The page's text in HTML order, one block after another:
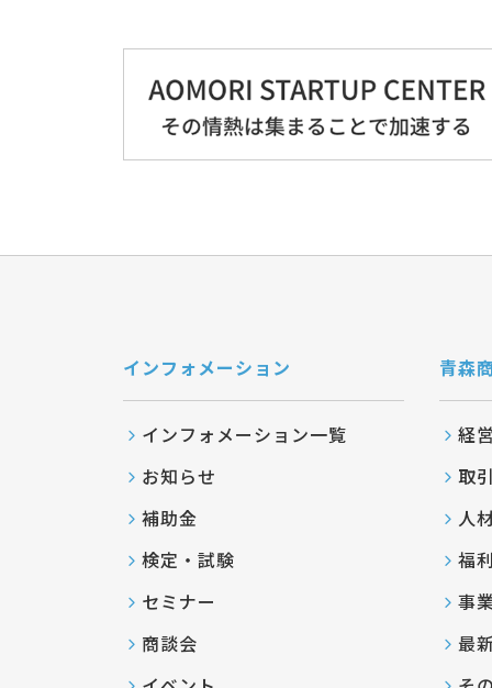
インフォメーション
インフォメーション一覧
お知らせ
補助金
検定・試験
セミナー
商談会
青森
経
取
人
福
事
最